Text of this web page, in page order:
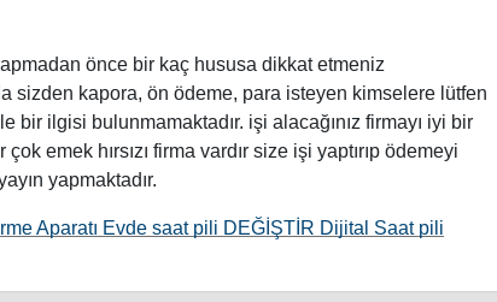
önce bir kaç hususa dikkat etmeniz
sizden kapora, ön ödeme, para isteyen kimselere lütfen
ilgisi bulunmamaktadır. işi alacağınız firmayı iyi bir
emek hırsızı firma vardır size işi yaptırıp ödemeyi
yapmaktadır.
Aparatı Evde saat pili DEĞİŞTİR Dijital Saat pili